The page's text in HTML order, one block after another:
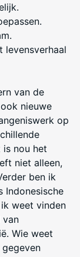
levensverhaal
van de
nieuwe
op
nou het
niet alleen,
ben ik
Indonesische
weet vinden
van
Wie weet